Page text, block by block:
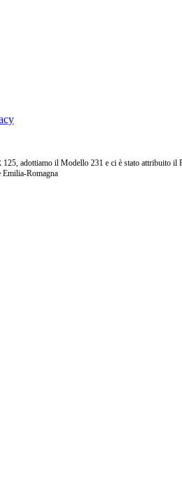
adottiamo il Modello 231 e ci è stato attribuito il
Emilia-Romagna